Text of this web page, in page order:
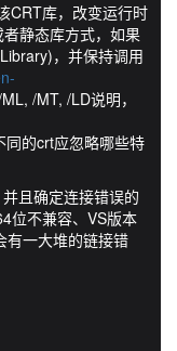
CRT库，改变运行时
静态库方式，如果
，并保持调用
/MT, /LD说明，
同的crt应忽略哪些特
且确定连接错误的
位不兼容、VS版本
有一大堆的链接错